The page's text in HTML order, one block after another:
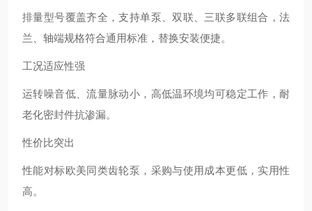
排量型号覆盖齐全，支持单泵、双联、三联多联组合，法
兰、轴端规格符合通用标准，替换安装便捷。
工况适应性强
运转噪音低、流量脉动小，高低温环境均可稳定工作，耐
老化密封件抗渗漏。
性价比突出
性能对标欧美同类齿轮泵，采购与使用成本更低，实用性
高。